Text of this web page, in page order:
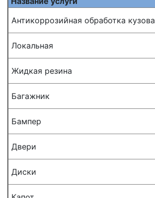
Антикоррозийная обработка кузова
Локальная
Жидкая резина
Багажник
Бампер
Двери
Диски